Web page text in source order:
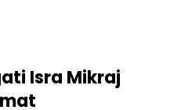
Isra Mikraj